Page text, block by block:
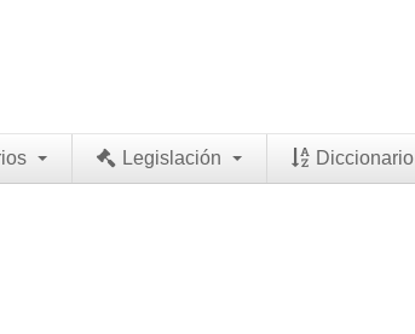
Legislación Diccionario